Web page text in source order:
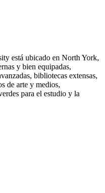
está ubicado en North York,
y bien equipadas,
bibliotecas extensas,
de arte y medios,
para el estudio y la